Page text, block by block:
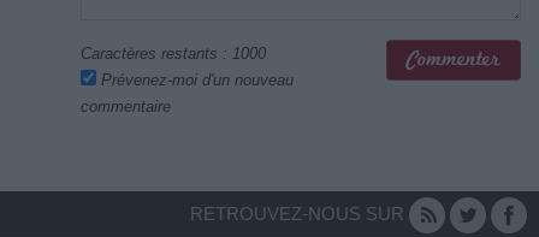
Caractères restants : 1000
Prévenez-moi d'un nouveau
commentaire
RETROUVEZ-NOUS SUR